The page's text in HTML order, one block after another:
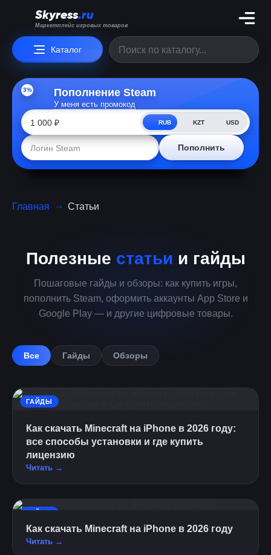
Skyress.ru
Маркетплейс игровых товаров
Каталог
3% Пополнение Steam
У меня есть промокод
RUB KZT USD
Пополнить
Главная Статьи
Полезные статьи и гайды
Пошаговые гайды и обзоры: как купить игры,
пополнить Steam, оформить аккаунты App Store и
Google Play — и другие цифровые товары.
Все Гайды Обзоры
ГАЙДЫ
Как скачать Minecraft на iPhone в 2026 году:
все способы установки и где купить
лицензию
Читать →
ГАЙДЫ
Как скачать Minecraft на iPhone в 2026 году
Читать →